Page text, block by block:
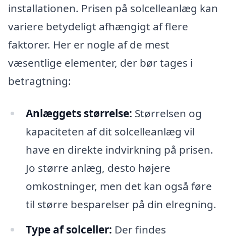
installationen. Prisen på solcelleanlæg kan
variere betydeligt afhængigt af flere
faktorer. Her er nogle af de mest
væsentlige elementer, der bør tages i
betragtning:
Anlæggets størrelse: Størrelsen og
kapaciteten af dit solcelleanlæg vil
have en direkte indvirkning på prisen.
Jo større anlæg, desto højere
omkostninger, men det kan også føre
til større besparelser på din elregning.
Type af solceller: Der findes